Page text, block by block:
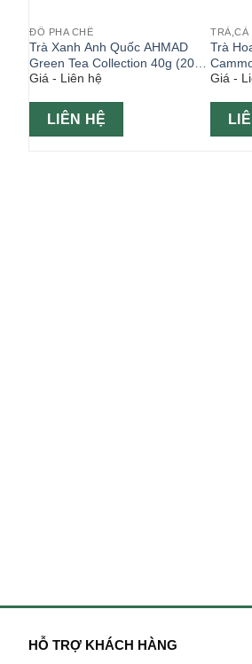
ĐỒ PHA CHẾ
Trà Xanh Anh Quốc AHMAD
Green Tea Collection 40g (20
túi x2g)
Giá - Liên hệ
LIÊN HỆ
TRÀ,CÀ
Trà
x2g)
Giá -
HỖ TRỢ KHÁCH HÀNG